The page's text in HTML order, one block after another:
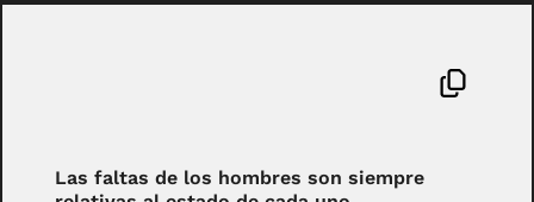
Las faltas de los hombres son siempre